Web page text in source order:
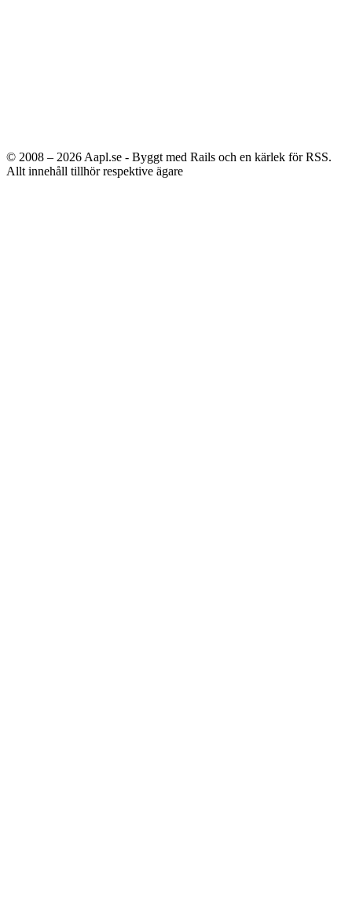
© 2008 – 2026 Aapl.se - Byggt med Rails och en kärlek för RSS.
Allt innehåll tillhör respektive ägare